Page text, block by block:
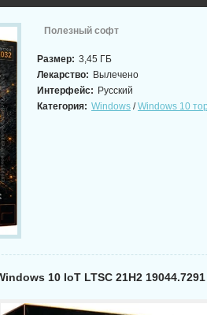
Полезный софт
Размер: 3,45 ГБ
Лекарство: Вылечено
Интерфейс: Русский
Категория: Windows /Windows 10
10 IoT LTSC 21H2